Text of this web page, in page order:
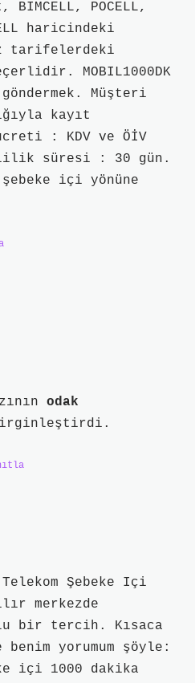
POCELL,
haricindeki
tarifelerdeki
MOBIL1000DK
Müşteri
kayıt
: KDV ve ÖİV
süresi : 30 gün.
içi yönüne
odak
Şebeke Içi
merkezde
bir tercih. Kısaca
yorumum şöyle:
içi 1000 dakika